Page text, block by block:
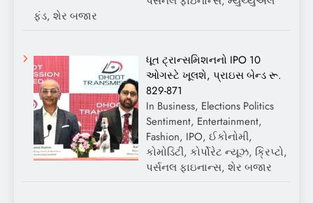
ફંડ, શેર બજાર
ધૂત ટ્રાન્સમિશનનો IPO 10
ઓગસ્ટે ખૂલશે, પ્રાઇસ બેન્ડ રૂ.
829-871
In Business, Elections Politics
Sentiment, Entertainment,
Fashion, IPO, ઈકોનોમી,
કોમોડિટી, કોર્પોરેટ ન્યૂઝ, ક્રિપ્ટો,
પર્સનલ ફાઇનાન્સ, શેર બજાર